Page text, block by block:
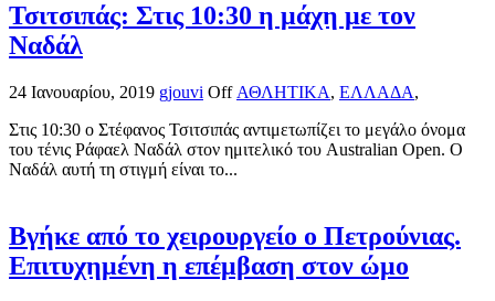
Τσιτσιπάς: Στις 10:30 η μάχη με τον
Ναδάλ
24 Ιανουαρίου, 2019 gjouvi Off ΑΘΛΗΤΙΚΑ, ΕΛΛΑΔΑ,
Στις 10:30 ο Στέφανος Τσιτσιπάς αντιμετωπίζει το μεγάλο όνομα
του τένις Ράφαελ Ναδάλ στον ημιτελικό του Australian Open. Ο
Ναδάλ αυτή τη στιγμή είναι το...
Βγήκε από το χειρουργείο ο Πετρούνιας.
Επιτυχημένη η επέμβαση στον ώμο